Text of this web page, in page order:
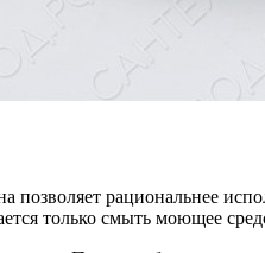
рациональнее
только смыть моющее